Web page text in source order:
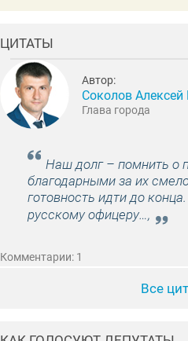
ЦИТАТЫ
Автор:
Соколов Алексей
Глава города
Наш долг – помнить о
благодарными за их
готовность идти до
русскому офицеру…,
Комментарии: 1
Все